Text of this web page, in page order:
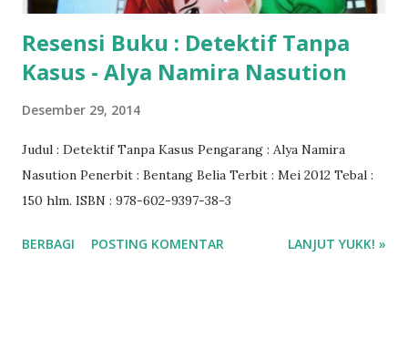
Resensi Buku : Detektif Tanpa
Kasus - Alya Namira Nasution
Desember 29, 2014
Judul : Detektif Tanpa Kasus Pengarang : Alya Namira
Nasution Penerbit : Bentang Belia Terbit : Mei 2012 Tebal :
150 hlm. ISBN : 978-602-9397-38-3
BERBAGI POSTING KOMENTAR LANJUT YUKK! »